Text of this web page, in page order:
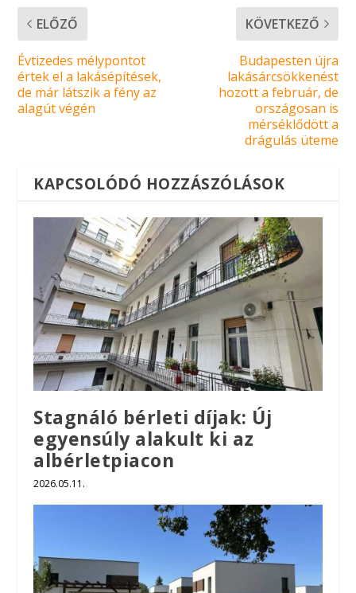
ELŐZŐ
Évtizedes mélypontot
értek el a lakásépítések,
de már látszik a fény az
alagút végén
KÖVETKEZŐ
Budapesten újra
lakásárcsökkenést
hozott a február, de
országosan is
mérséklődött a
drágulás üteme
KAPCSOLÓDÓ HOZZÁSZÓLÁSOK
Stagnáló bérleti díjak: Új
egyensúly alakult ki az
albérletpiacon
2026.05.11.